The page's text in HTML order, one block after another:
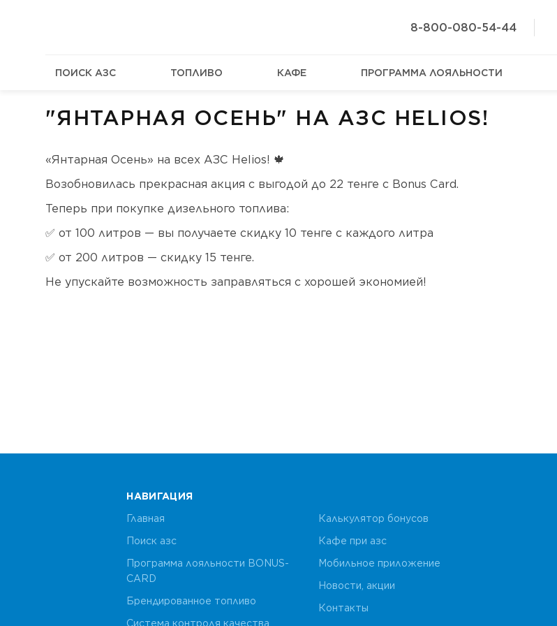
8-800-080-54-44
ПОИСК АЗС ТОПЛИВО КАФЕ ПРОГРАММА ЛОЯЛЬНОСТИ
"ЯНТАРНАЯ ОСЕНЬ" НА АЗС HELIOS!
«Янтарная Осень» на всех АЗС Helios! 🍁
Возобновилась прекрасная акция с выгодой до 22 тенге с Bonus Card.
Теперь при покупке дизельного топлива:
✅ от 100 литров — вы получаете скидку 10 тенге с каждого литра
✅ от 200 литров — скидку 15 тенге.
Не упускайте возможность заправляться с хорошей экономией!
НАВИГАЦИЯ
Главная
Поиск азс
Программа лояльности BONUS-
CARD
Брендированное топливо
Система контроля качества
Калькулятор бонусов
Кафе при азс
Мобильное приложение
Новости, акции
Контакты